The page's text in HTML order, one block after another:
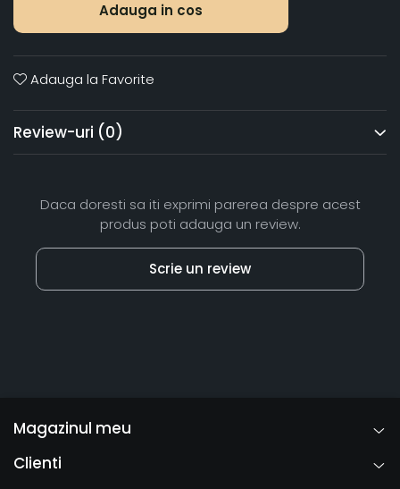
Adauga in cos
Adauga la Favorite
Review-uri (0)
Daca doresti sa iti exprimi parerea despre acest
produs poti adauga un review.
Scrie un review
Magazinul meu
Clienti